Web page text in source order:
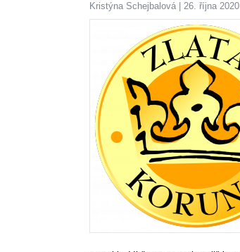
Kristýna Schejbalová 26. října